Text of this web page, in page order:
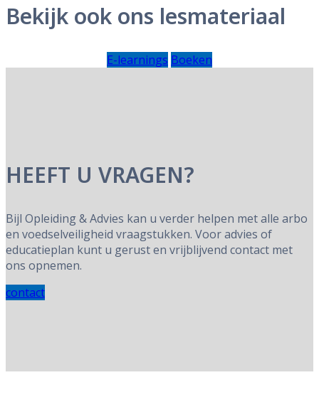
Bekijk ook ons lesmateriaal
E-learnings Boeken
HEEFT U VRAGEN?
Bijl Opleiding & Advies kan u verder helpen met alle arbo
en voedselveiligheid vraagstukken. Voor advies of
educatieplan kunt u gerust en vrijblijvend contact met
ons opnemen.
contact